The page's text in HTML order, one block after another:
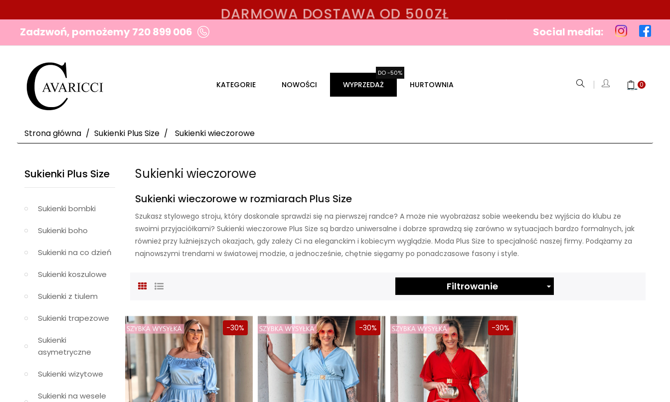
DARMOWA DOSTAWA OD 500ZŁ
Zadzwoń, pomożemy720 899 006 Social media:
KATEGORIE NOWOŚCI WYPRZEDAŻ HURTOWNIA 0
Strona główna Sukienki Plus Size Sukienki wieczorowe
Sukienki Plus Size
Sukienki bombki
Sukienki boho
Sukienki na co dzień
Sukienki koszulowe
Sukienki z tiulem
Sukienki trapezowe
Sukienki
asymetryczne
Sukienki wizytowe
Sukienki na wesele
Sukienki wieczorowe
Sukienki wieczorowe w rozmiarach Plus Size
Szukasz stylowego stroju, który doskonale sprawdzi się na pierwszej randce? A może nie wyobrażasz sobie weekendu bez wyjścia do klubu ze
swoimi przyjaciółkami? Sukienki wieczorowe Plus Size są bardzo uniwersalne i dobrze sprawdzą się zarówno w sytuacjach bardzo formalnych, jak
również przy luźniejszych okazjach, gdy zależy Ci na eleganckim i kobiecym wyglądzie. Moda Plus Size to specjalność naszej firmy. Podążamy za
najnowszymi trendami w światowej modzie, a jednocześnie, chętnie sięgamy po ponadczasowe fasony i style.

Filtrowanie
-30% -30% -30%